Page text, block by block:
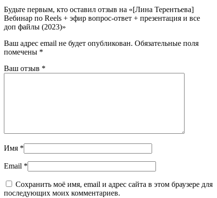
Будьте первым, кто оставил отзыв на «[Лина Терентьева]
Вебинар по Reels + эфир вопрос-ответ + презентация и все
доп файлы (2023)»
Ваш адрес email не будет опубликован. Обязательные поля
помечены *
Ваш отзыв *
Имя *
Email *
Сохранить моё имя, email и адрес сайта в этом браузере для
последующих моих комментариев.